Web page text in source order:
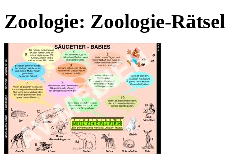
Zoologie: Zoologie-